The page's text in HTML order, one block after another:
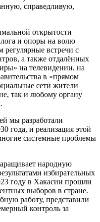
справедливую,
открытости
и опоры на волю
встречи с
а также отдалённых
на телевидении, на
в «прямом
сети жители
так и любому органу
мы разработали
года, и реализация этой
системные проблемы
народную
избирательных
году в Хакасии прошли
выборов в стране.
работу, представили
контроль за